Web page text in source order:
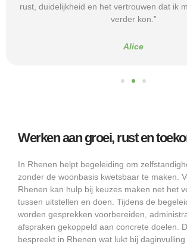
rust, duidelijkheid en het vertrouwen dat ik
verder kon.”
Alice
Werken aan groei, rust en
In Rhenen helpt begeleiding om
zonder de woonbasis kwetsbaar te maken.
Rhenen kan hulp bij keuzes maken net het
tussen uitstellen en doen. Tijdens de
worden gesprekken voorbereiden,
afspraken gekoppeld aan concrete doelen.
bespreekt in Rhenen wat lukt bij